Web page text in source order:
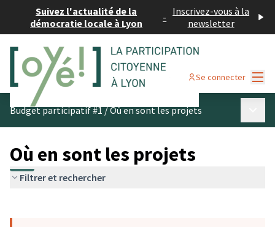
Suivez l'actualité de la
démocratie locale à Lyon
- Inscrivez-vous à la
newsletter
Se connecter
Budget participatif #1/Où en sont les projets
Où en sont les projets
Filtrer et rechercher